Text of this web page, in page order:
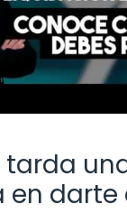
tarda
en darte